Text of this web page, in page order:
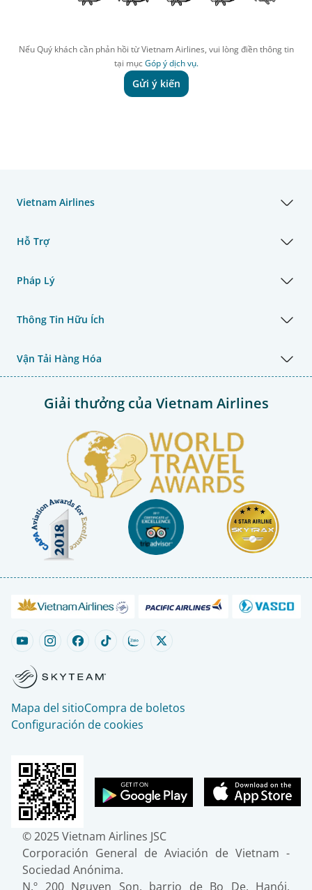
Nếu Quý khách cần phản hồi từ Vietnam Airlines, vui lòng điền thông tin
tại mụcGóp ý dịch vụ.
Gửi ý kiến
Vietnam Airlines
Hỗ Trợ
Pháp Lý
Thông Tin Hữu Ích
Vận Tải Hàng Hóa
Giải thưởng của Vietnam Airlines
Mapa del sitioCompra de boletos
Configuración de cookies
© 2025 Vietnam Airlines JSC
Corporación General de Aviación de Vietnam -
Sociedad Anónima.
N.º 200 Nguyen Son, barrio de Bo De, Hanói,